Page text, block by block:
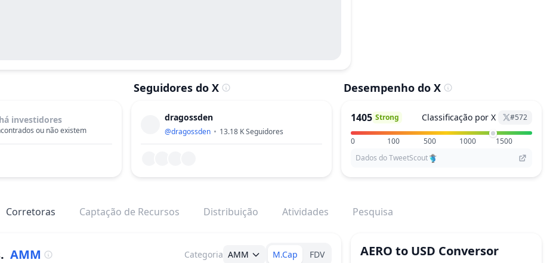
investidores
ou não existem
Seguidores do X
dragossden
@dragossden 13.18 KSeguidores
Desempenho do X
1405 Strong Classificação por X #572
0 100 500 1000
1500
Dados do TweetScout
Corretoras Captação de Recursos Distribuição Atividades Pesquisa
AMM Categoria AMM M.Cap FDV AERO to USD Conversor